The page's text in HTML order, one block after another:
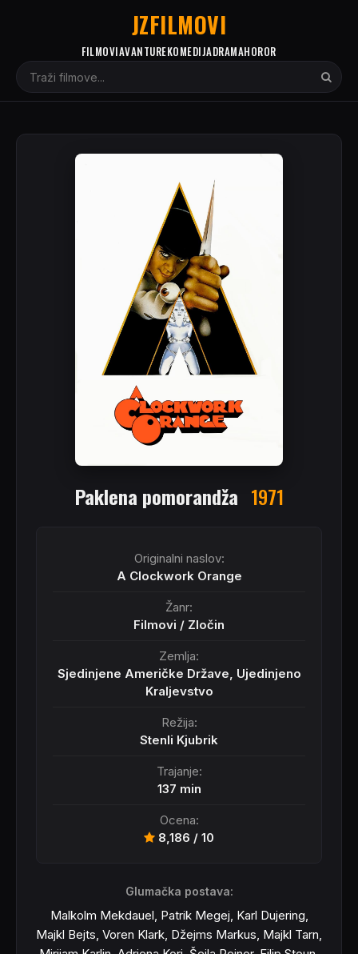
JZFILMOVI
FILMOVIAVANTUREKOMEDIJADRAMAHOROR
Paklena pomorandža 1971
Originalni naslov:
A Clockwork Orange
Žanr:
Filmovi / Zločin
Zemlja:
Sjedinjene Američke Države, Ujedinjeno
Kraljevstvo
Režija:
Stenli Kjubrik
Trajanje:
137 min
Ocena:
8,186 / 10
Glumačka postava:
Malkolm Mekdauel, Patrik Megej, Karl Dujering,
Majkl Bejts, Voren Klark, Džejms Markus, Majkl Tarn,